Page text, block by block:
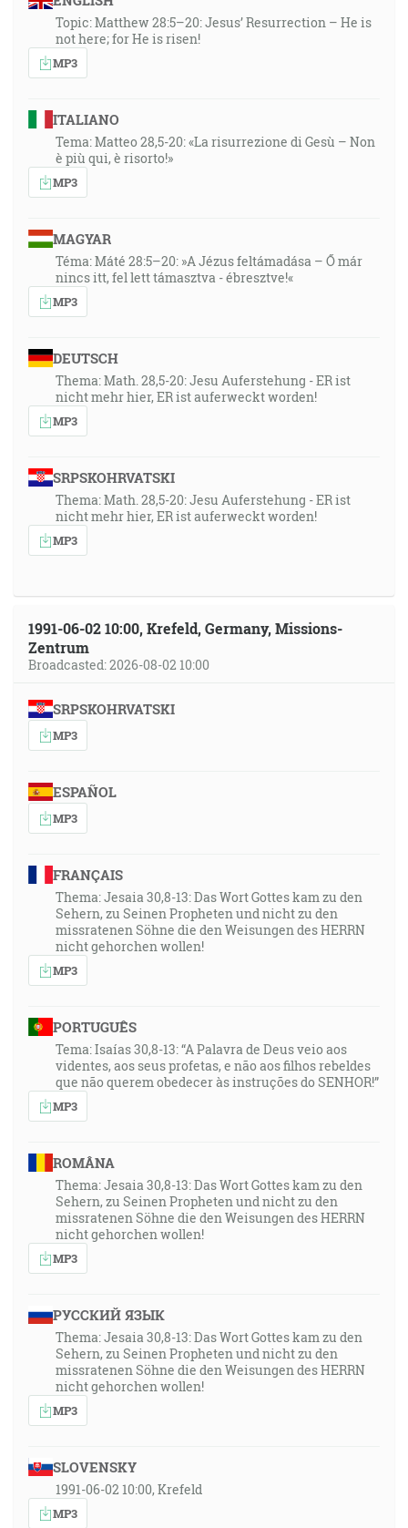
Topic: Matthew 28:5–20: Jesus’ Resurrection – He is
not here; for He is risen!
MP3
ITALIANO
Tema: Matteo 28,5-20: «La risurrezione di Gesù – Non
è più qui, è risorto!»
MP3
MAGYAR
Téma: Máté 28:5–20: »A Jézus feltámadása – Ő már
nincs itt, fel lett támasztva - ébresztve!«
MP3
DEUTSCH
Thema: Math. 28,5-20: Jesu Auferstehung - ER ist
nicht mehr hier, ER ist auferweckt worden!
MP3
SRPSKOHRVATSKI
Thema: Math. 28,5-20: Jesu Auferstehung - ER ist
nicht mehr hier, ER ist auferweckt worden!
MP3
1991-06-02 10:00, Krefeld, Germany, Missions-
Zentrum
Broadcasted: 2026-08-02 10:00
SRPSKOHRVATSKI
MP3
ESPAÑOL
MP3
FRANÇAIS
Thema: Jesaia 30,8-13: Das Wort Gottes kam zu den
Sehern, zu Seinen Propheten und nicht zu den
missratenen Söhne die den Weisungen des HERRN
nicht gehorchen wollen!
MP3
PORTUGUÊS
Tema: Isaías 30,8-13: “A Palavra de Deus veio aos
videntes, aos seus profetas, e não aos filhos rebeldes
que não querem obedecer às instruções do SENHOR!”
MP3
ROMÂNA
Thema: Jesaia 30,8-13: Das Wort Gottes kam zu den
Sehern, zu Seinen Propheten und nicht zu den
missratenen Söhne die den Weisungen des HERRN
nicht gehorchen wollen!
MP3
РУССКИЙ ЯЗЫК
Thema: Jesaia 30,8-13: Das Wort Gottes kam zu den
Sehern, zu Seinen Propheten und nicht zu den
missratenen Söhne die den Weisungen des HERRN
nicht gehorchen wollen!
MP3
SLOVENSKY
1991-06-02 10:00, Krefeld
MP3